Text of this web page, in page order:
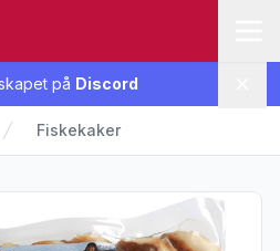
på Discord
Fiskekaker